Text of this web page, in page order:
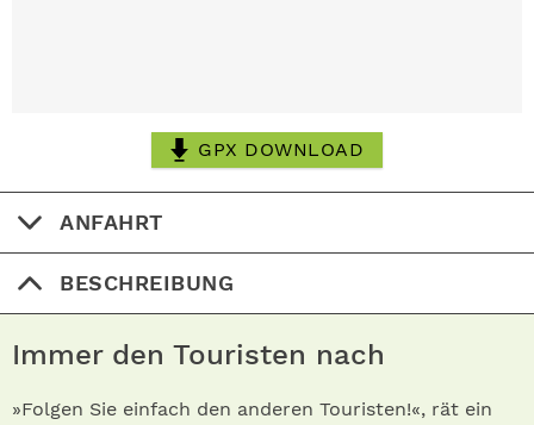
GPX DOWNLOAD
ANFAHRT
BESCHREIBUNG
Immer den Touristen nach
»Folgen Sie einfach den anderen Touristen!«, rät ein